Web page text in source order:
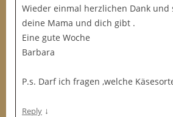
Wieder einmal herzlichen Dank und
deine Mama und dich gibt .
Eine gute Woche
Barbara
P.s. Darf ich fragen ,welche
Reply ↓